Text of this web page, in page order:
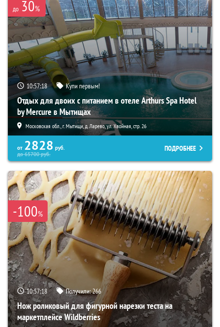
до 30%
10:57:16 Купи первым!
Отдых для двоих с питанием в отеле Arthurs Spa Hotel
by Mercure в Мытищах
Московская обл., г. Мытищи, д. Ларево, ул. Хвойная, стр. 26
от 2828 руб.
до65700руб.
ПОДРОБНЕЕ
-100%
10:57:16 Получили:266
Нож роликовый для фигурной нарезки теста на
маркетплейсе Wildberries